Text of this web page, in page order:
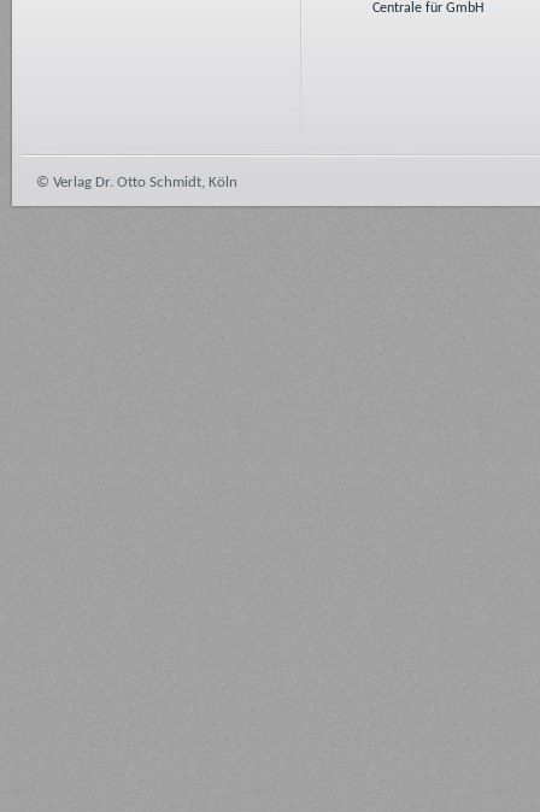
Centrale für GmbH
© Verlag Dr. Otto Schmidt, Köln